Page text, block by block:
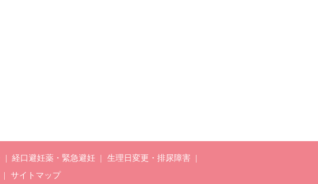
経口避妊薬・緊急避妊
生理日変更・排尿障害
サイトマップ